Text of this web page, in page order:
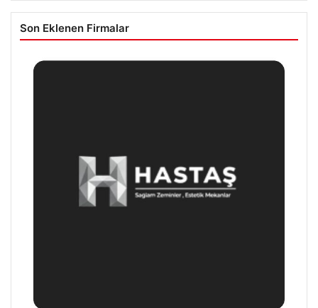
Son Eklenen Firmalar